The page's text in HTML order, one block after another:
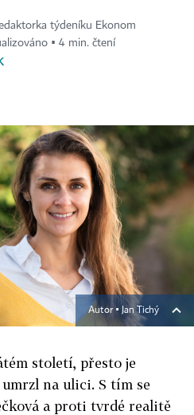
týdeníku Ekonom
▪ 4 min. čtení
Autor ▪ Jan Tichý
století, přesto je
umrzl na ulici. S tím se
a proti tvrdé realitě